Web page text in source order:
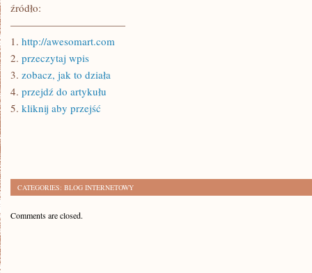
źródło:
———————————
1. http://awesomart.com
2. przeczytaj wpis
3. zobacz, jak to działa
4. przejdź do artykułu
5. kliknij aby przejść
CATEGORIES: BLOG INTERNETOWY
Comments are closed.